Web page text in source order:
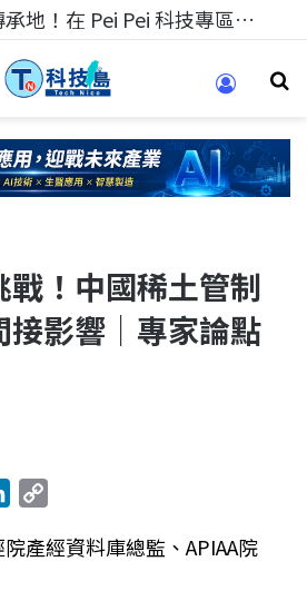
科技人的經驗傳承地！在 Pei Pei 科技專區，與學弟妹交流最硬核的技術
！中國稀土管制
接影響｜專家論點
n
p
院產經資料庫總監、APIAA院